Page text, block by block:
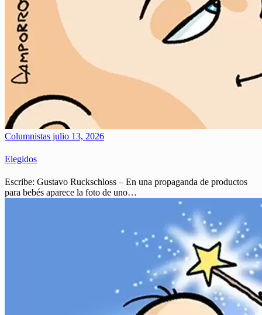
Columnistas julio 13, 2026
Elegidos
Escribe: Gustavo Ruckschloss – En una propaganda de productos
para bebés aparece la foto de uno…